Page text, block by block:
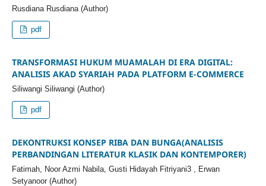
Rusdiana Rusdiana (Author)
pdf
TRANSFORMASI HUKUM MUAMALAH DI ERA DIGITAL:
ANALISIS AKAD SYARIAH PADA PLATFORM E-COMMERCE
Siliwangi Siliwangi (Author)
pdf
DEKONTRUKSI KONSEP RIBA DAN BUNGA(ANALISIS
PERBANDINGAN LITERATUR KLASIK DAN KONTEMPORER)
Fatimah, Noor Azmi Nabila, Gusti Hidayah Fitriyani3 , Erwan
Setyanoor (Author)